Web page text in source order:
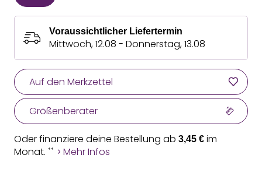
Voraussichtlicher Liefertermin
Mittwoch, 12.08 - Donnerstag, 13.08
Auf den Merkzettel
Größenberater
Oder finanziere deine Bestellung ab 3,45 € im
Monat. ** Mehr Infos